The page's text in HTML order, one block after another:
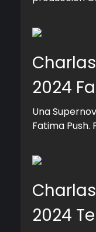
2024
Una
Fatima
2024